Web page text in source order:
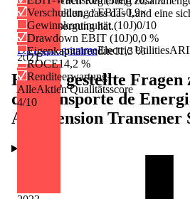
2021
Verschuldung / EBIT-0,9×
Gewinnkontinuität (10J)0/10
Drawdown EBIT (10J)0,0 %
Eigenkapitalrendite11,3 %
ROCE14,2 %
Renditeerwartung—
AlleAktien Qualitätsscore
4/10
sicherzustellen, dass das Land eine
Stromversorgung hat.
DienstprogrammeElectric UtilitiesAR
Häufig gestellte Fragen
de Transporte de
Alta Tension Transener